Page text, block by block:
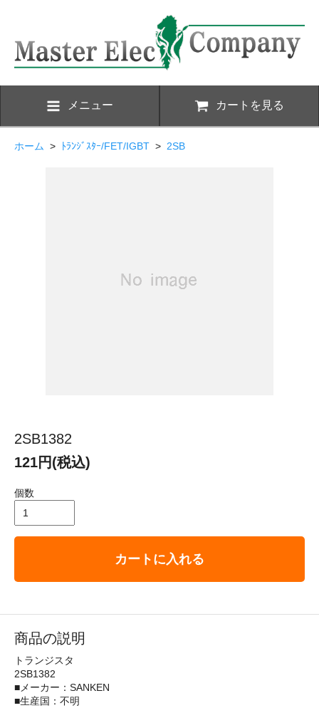
メニュー カートを見る
ホーム > ﾄﾗﾝｼﾞｽﾀｰ/FET/IGBT > 2SB
2SB1382
121円(税込)
個数
カートに入れる
商品の説明
トランジスタ
2SB1382
■メーカー：SANKEN
■生産国：不明